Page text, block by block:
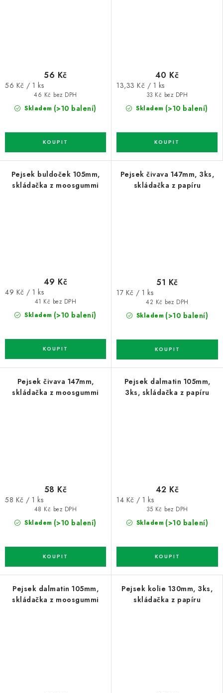
Skladem (>10 balení)
46 Kč bez DPH
56 Kč
Měrná
56 Kč / 1 ks
Skladem (>10 balení)
33 Kč bez DPH
40 Kč
Měrná
13,33 Kč / 1 ks
Pejsek buldoček 105mm,
skládačka z moosgummi
Skladem (>10 balení)
41 Kč bez DPH
49 Kč
Měrná
49 Kč / 1 ks
Pejsek čivava 147mm, 3ks,
skládačka z papíru
Skladem (>10 balení)
42 Kč bez DPH
51 Kč
Měrná
17 Kč / 1 ks
Pejsek čivava 147mm,
skládačka z moosgummi
Skladem (>10 balení)
48 Kč bez DPH
58 Kč
Měrná
58 Kč / 1 ks
Pejsek dalmatin 105mm,
3ks, skládačka z papíru
Skladem (>10 balení)
35 Kč bez DPH
42 Kč
Měrná
14 Kč / 1 ks
Pejsek dalmatin 105mm,
skládačka z moosgummi
Pejsek kolie 130mm, 3ks,
skládačka z papíru